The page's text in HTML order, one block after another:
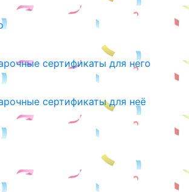
сертификаты для него
сертификаты для неё